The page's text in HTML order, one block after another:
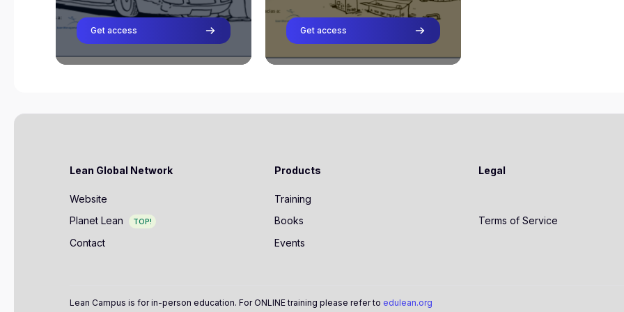
Oriol Cuatrecasas
Teacher
Get access
automáticos.
Julián Moya Valladares
Get access
Lean Global Network
Website
Planet Lean
TOP!
Contact
Products
Training
Books
Events
Legal
Terms of Service
Lean Campus is for in-person education. For ONLINE training please refer to edulean.org